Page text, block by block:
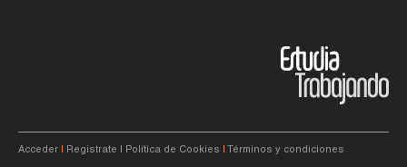
Acceder Registrate Política de Cookies Términos y condiciones